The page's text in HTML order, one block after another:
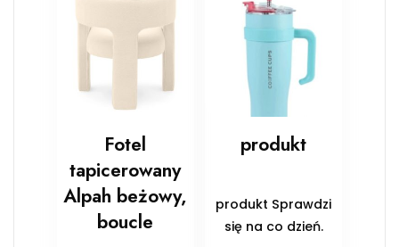
Fotel
tapicerowany
Alpah beżowy,
boucle
produkt
produkt Sprawdzi
się na co dzień.